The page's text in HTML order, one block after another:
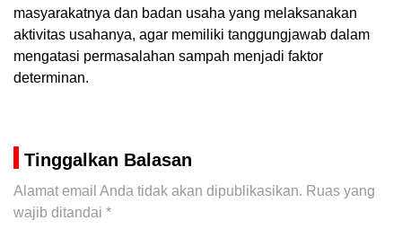
masyarakatnya dan badan usaha yang melaksanakan
aktivitas usahanya, agar memiliki tanggungjawab dalam
mengatasi permasalahan sampah menjadi faktor
determinan.
Tinggalkan Balasan
Alamat email Anda tidak akan dipublikasikan. Ruas yang
wajib ditandai *